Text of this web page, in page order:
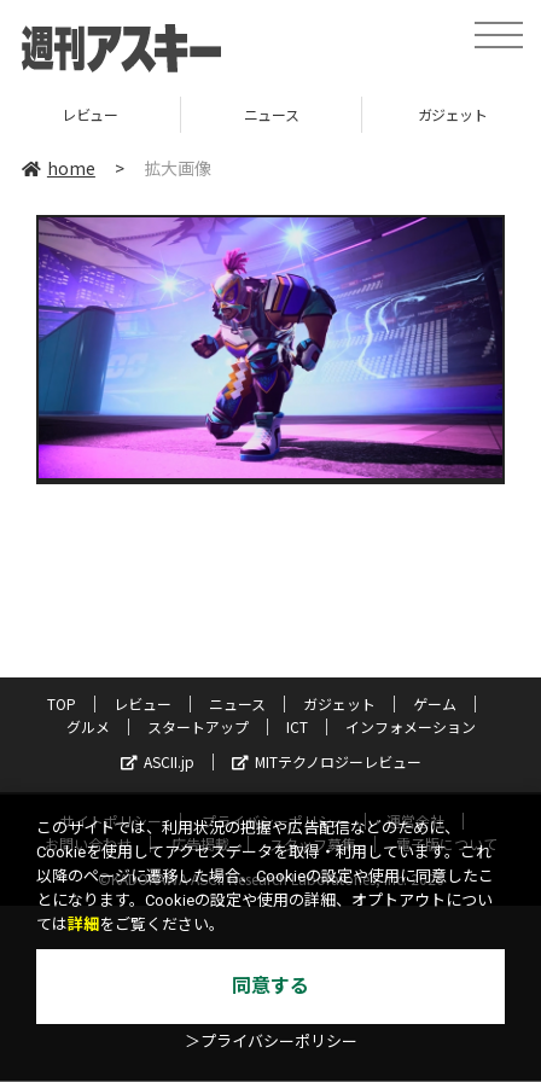
toggle
レビュー ニュース ガジェット
home > 拡大画像
TOP レビュー ニュース ガジェット
ゲーム
グルメ
スタートアップ ICT
インフォメーション
ASCII.jp
MITテクノロジーレビュー
サイトポリシー プライバシーポリシー
運営会社
お問い合わせ
広告掲載 スタッフ募集
電子版について
©KADOKAWA ASCII Research Laboratories, Inc. 2026
このサイトでは、利用状況の把握や広告配信などのために、
Cookieを使用してアクセスデータを取得・利用しています。これ
以降のページに遷移した場合、Cookieの設定や使用に同意したこ
とになります。Cookieの設定や使用の詳細、オプトアウトについ
ては詳細 をご覧ください。
同意する
＞プライバシーポリシー